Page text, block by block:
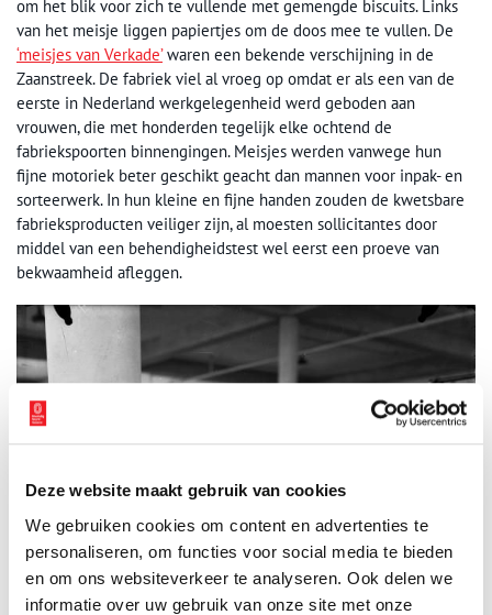
Deze website maakt gebruik van cookies
We gebruiken cookies om content en advertenties te
personaliseren, om functies voor social media te bieden
en om ons websiteverkeer te analyseren. Ook delen we
informatie over uw gebruik van onze site met onze
om het blik voor zich te vullende met gemengde biscuits. Links
van het meisje liggen papiertjes om de doos mee te vullen. De
‘meisjes van Verkade’waren een bekende verschijning in de
Zaanstreek. De fabriek viel al vroeg op omdat er als een van de
eerste in Nederland werkgelegenheid werd geboden aan
vrouwen, die met honderden tegelijk elke ochtend de
fabriekspoorten binnengingen. Meisjes werden vanwege hun
fijne motoriek beter geschikt geacht dan mannen voor inpak- en
sorteerwerk. In hun kleine en fijne handen zouden de kwetsbare
fabrieksproducten veiliger zijn, al moesten sollicitantes door
middel van een behendigheidstest wel eerst een proeve van
bekwaamheid afleggen.